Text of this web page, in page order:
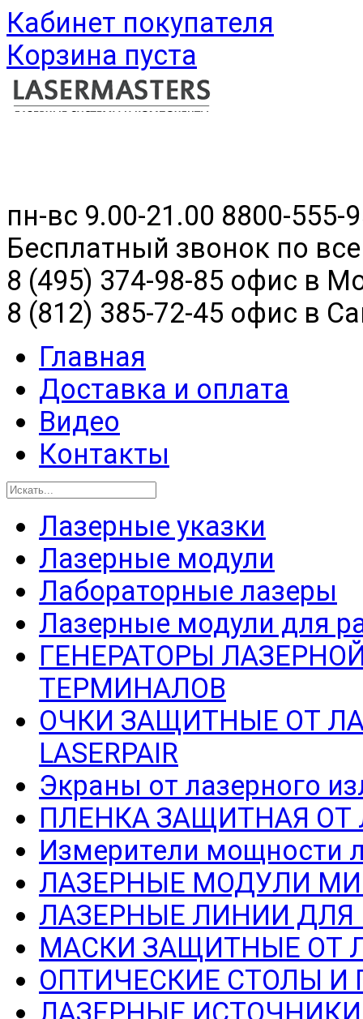
Кабинет покупателя
Корзина пуста
пн-вс 9.00-21.00 8800-555-
Бесплатный звонок по
8 (495) 374-98-85 офис в
8 (812) 385-72-45 офис в
Главная
Доставка и оплата
Видео
Контакты
Лазерные указки
Лазерные модули
Лабораторные лазеры
Лазерные модули для
ГЕНЕРАТОРЫ
ТЕРМИНАЛОВ
ОЧКИ ЗАЩИТНЫЕ ОТ
LASERPAIR
Экраны от лазерного
ПЛЕНКА ЗАЩИТНАЯ ОТ
Измерители мощности
ЛАЗЕРНЫЕ МОДУЛИ
ЛАЗЕРНЫЕ ЛИНИИ
МАСКИ ЗАЩИТНЫЕ ОТ
ОПТИЧЕСКИЕ СТОЛЫ И
ЛАЗЕРНЫЕ ИСТОЧНИКИ